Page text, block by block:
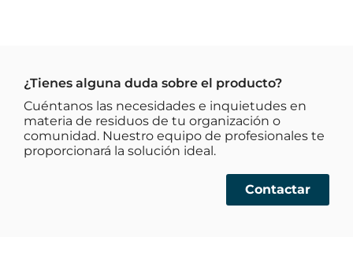
¿Tienes alguna duda sobre el producto?
Cuéntanos las necesidades e inquietudes en
materia de residuos de tu organización o
comunidad. Nuestro equipo de profesionales te
proporcionará la solución ideal.​
Contactar